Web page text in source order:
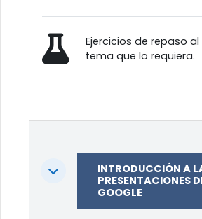
Ejercicios de repaso
tema que lo requiera.
Colapsar
INTRODUCCIÓN A
PRESENTACIONES
GOOGLE